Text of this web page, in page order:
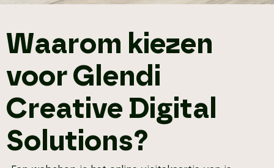
Waarom kiezen
voor Glendi
Creative Digital
Solutions?